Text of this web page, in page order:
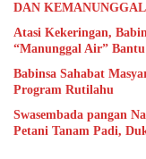
DAN
Atasi Kekeringan,
“Manunggal Air”
Babinsa Sahabat
Program Rutilahu
Swasembada pangan
Petani Tanam Padi,